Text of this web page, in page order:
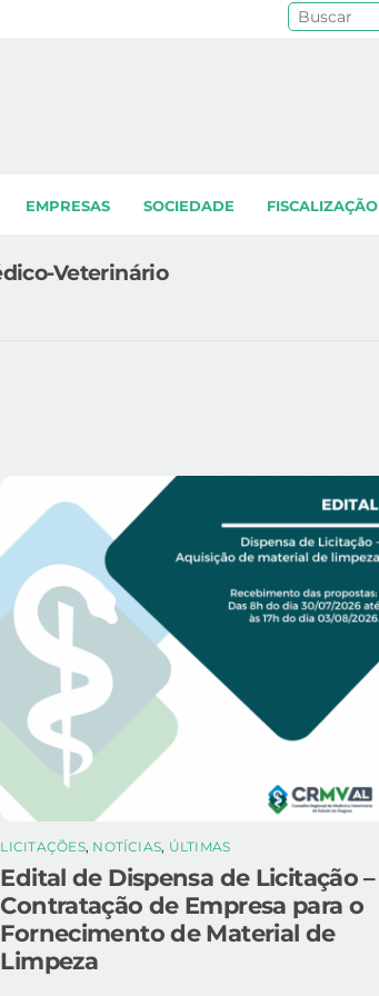
EMPRESAS SOCIEDADE FISCALIZAÇÃO
Veterinário
LICITAÇÕES, NOTÍCIAS, ÚLTIMAS
Edital de Dispensa de Licitação –
Contratação de Empresa para o
Fornecimento de Material de
Limpeza